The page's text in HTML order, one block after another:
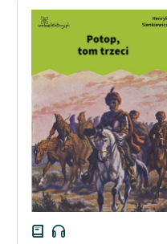
skandynawskiej literatury
feministycznej
Ręce pełne poezji
Kolekcje edukacyjne
twórców przechodzących
do domeny publicznej,
lektur szkolnych oraz
Starego Testamentu
Odkurzamy bohaterów
Szkoła Poezji Wolnych